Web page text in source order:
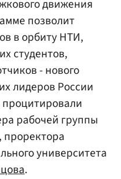
движения
позволит
в орбиту НТИ,
студентов,
- нового
лидеров России
процитировали
рабочей группы
университета
.